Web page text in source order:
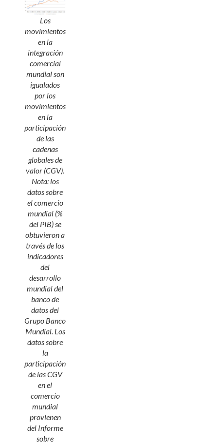
Los
movimientos
en la
integración
comercial
mundial son
igualados
por los
movimientos
en la
participación
de las
cadenas
globales de
valor (CGV).
Nota: los
datos sobre
el comercio
mundial (%
del PIB) se
obtuvieron a
través de los
indicadores
del
desarrollo
mundial del
banco de
datos del
Grupo Banco
Mundial. Los
datos sobre
la
participación
de las CGV
en el
comercio
mundial
provienen
del Informe
sobre